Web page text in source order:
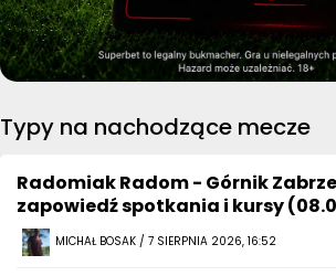
Typy na nachodzące mecze
Radomiak Radom - Górnik
zapowiedź spotkania i kursy
MICHAŁ BOSAK / 7 SIERPNIA 2026, 16:52